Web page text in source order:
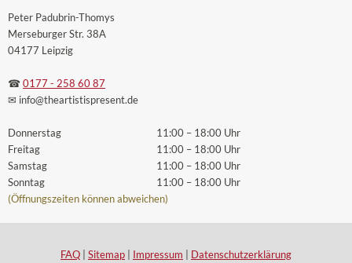
Peter Padubrin-Thomys
Merseburger Str. 38A
04177 Leipzig
☎ 0177 - 258 60 87
✉ info@theartistispresent.de
Donnerstag
Freitag
Samstag
Sonntag
11:00 – 18:00 Uhr
11:00 – 18:00 Uhr
11:00 – 18:00 Uhr
11:00 – 18:00 Uhr
(Öffnungszeiten können abweichen)
FAQ Sitemap Impressum Datenschutzerklärung